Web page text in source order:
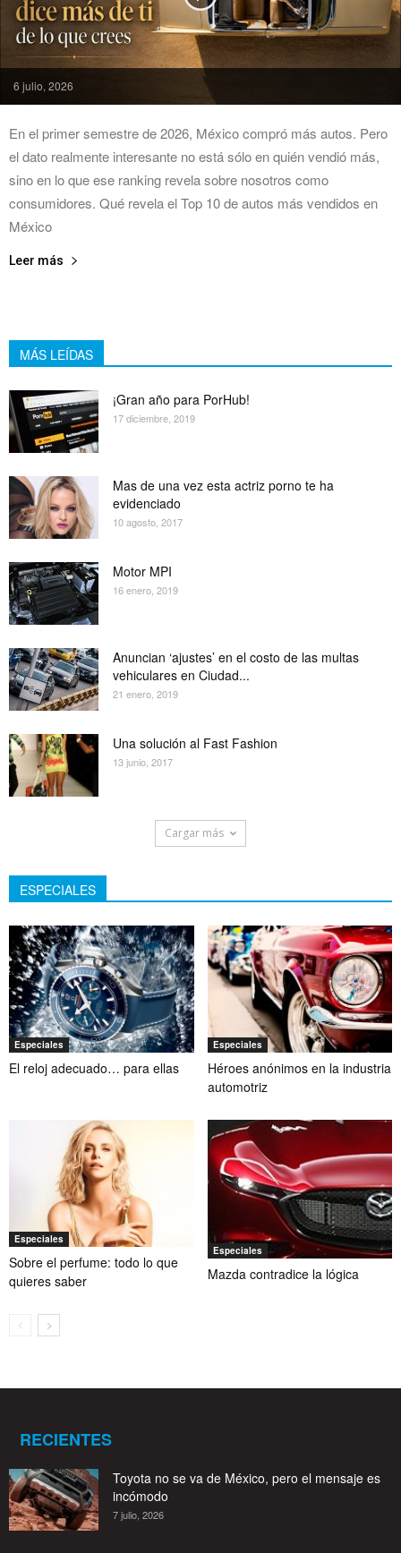
6 julio, 2026
En el primer semestre de 2026, México compró más autos. Pero
el dato realmente interesante no está sólo en quién vendió más,
sino en lo que ese ranking revela sobre nosotros como
consumidores. Qué revela el Top 10 de autos más vendidos en
México
Leer más
MÁS LEÍDAS
¡Gran año para PorHub!
17 diciembre, 2019
Mas de una vez esta actriz porno te ha
evidenciado
10 agosto, 2017
Motor MPI
16 enero, 2019
Anuncian ‘ajustes’ en el costo de las multas
vehiculares en Ciudad...
21 enero, 2019
Una solución al Fast Fashion
13 junio, 2017
Cargar más
ESPECIALES
Especiales
El reloj adecuado… para ellas
Especiales
Héroes anónimos en la industria
automotriz
Especiales
Sobre el perfume: todo lo que
quieres saber
Especiales
Mazda contradice la lógica
RECIENTES
Toyota no se va de México, pero el mensaje es
incómodo
7 julio, 2026